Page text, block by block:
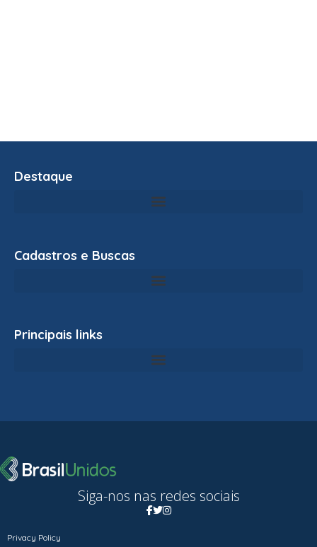
Destaque
Cadastros e Buscas
Principais links
Siga-nos nas redes sociais
Privacy Policy